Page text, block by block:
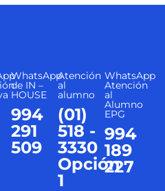
WhatsApp
de IN –
HOUSE
994
291
509
Atención
al
alumno
(01)
518 -
3330
Opción
1
WhatsApp
Atención
al
Alumno
EPG
994
189
227